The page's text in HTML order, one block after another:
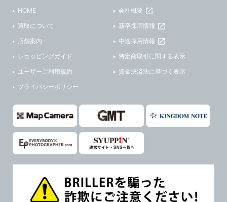
HOME
買取について
店舗案内
ショッピングガイド
ユーザーご利用規約
プライバシーポリシー
会社概要
新卒採用情報
中途採用情報
特定商取引に関する表示
資金決済法に基づく表示